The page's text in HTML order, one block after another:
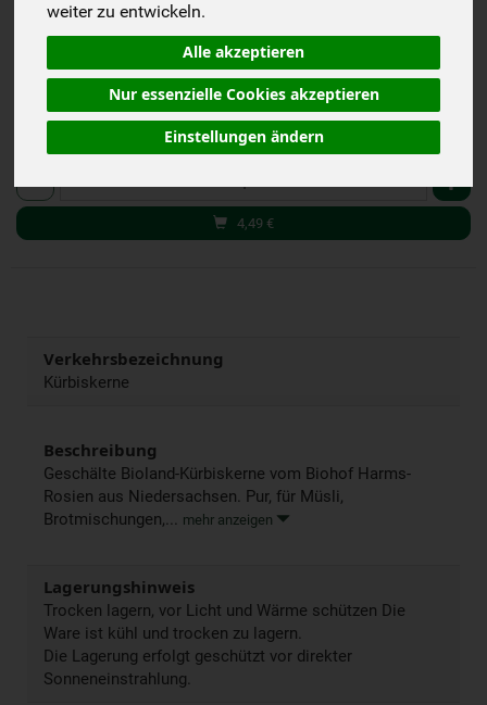
weiter zu entwickeln.
Alle akzeptieren
Nur essenzielle Cookies akzeptieren
Einstellungen ändern
(22,45 € / kg)
inkl. 7% MwSt.
200 g
4,49 €
Verkehrsbezeichnung
Kürbiskerne
Beschreibung
Geschälte Bioland-Kürbiskerne vom Biohof Harms-
Rosien aus Niedersachsen. Pur, für Müsli,
Brotmischungen,... mehr anzeigen
Lagerungshinweis
Trocken lagern, vor Licht und Wärme schützen Die
Ware ist kühl und trocken zu lagern.
Die Lagerung erfolgt geschützt vor direkter
Sonneneinstrahlung.